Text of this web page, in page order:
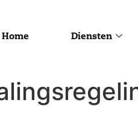
Home Diensten